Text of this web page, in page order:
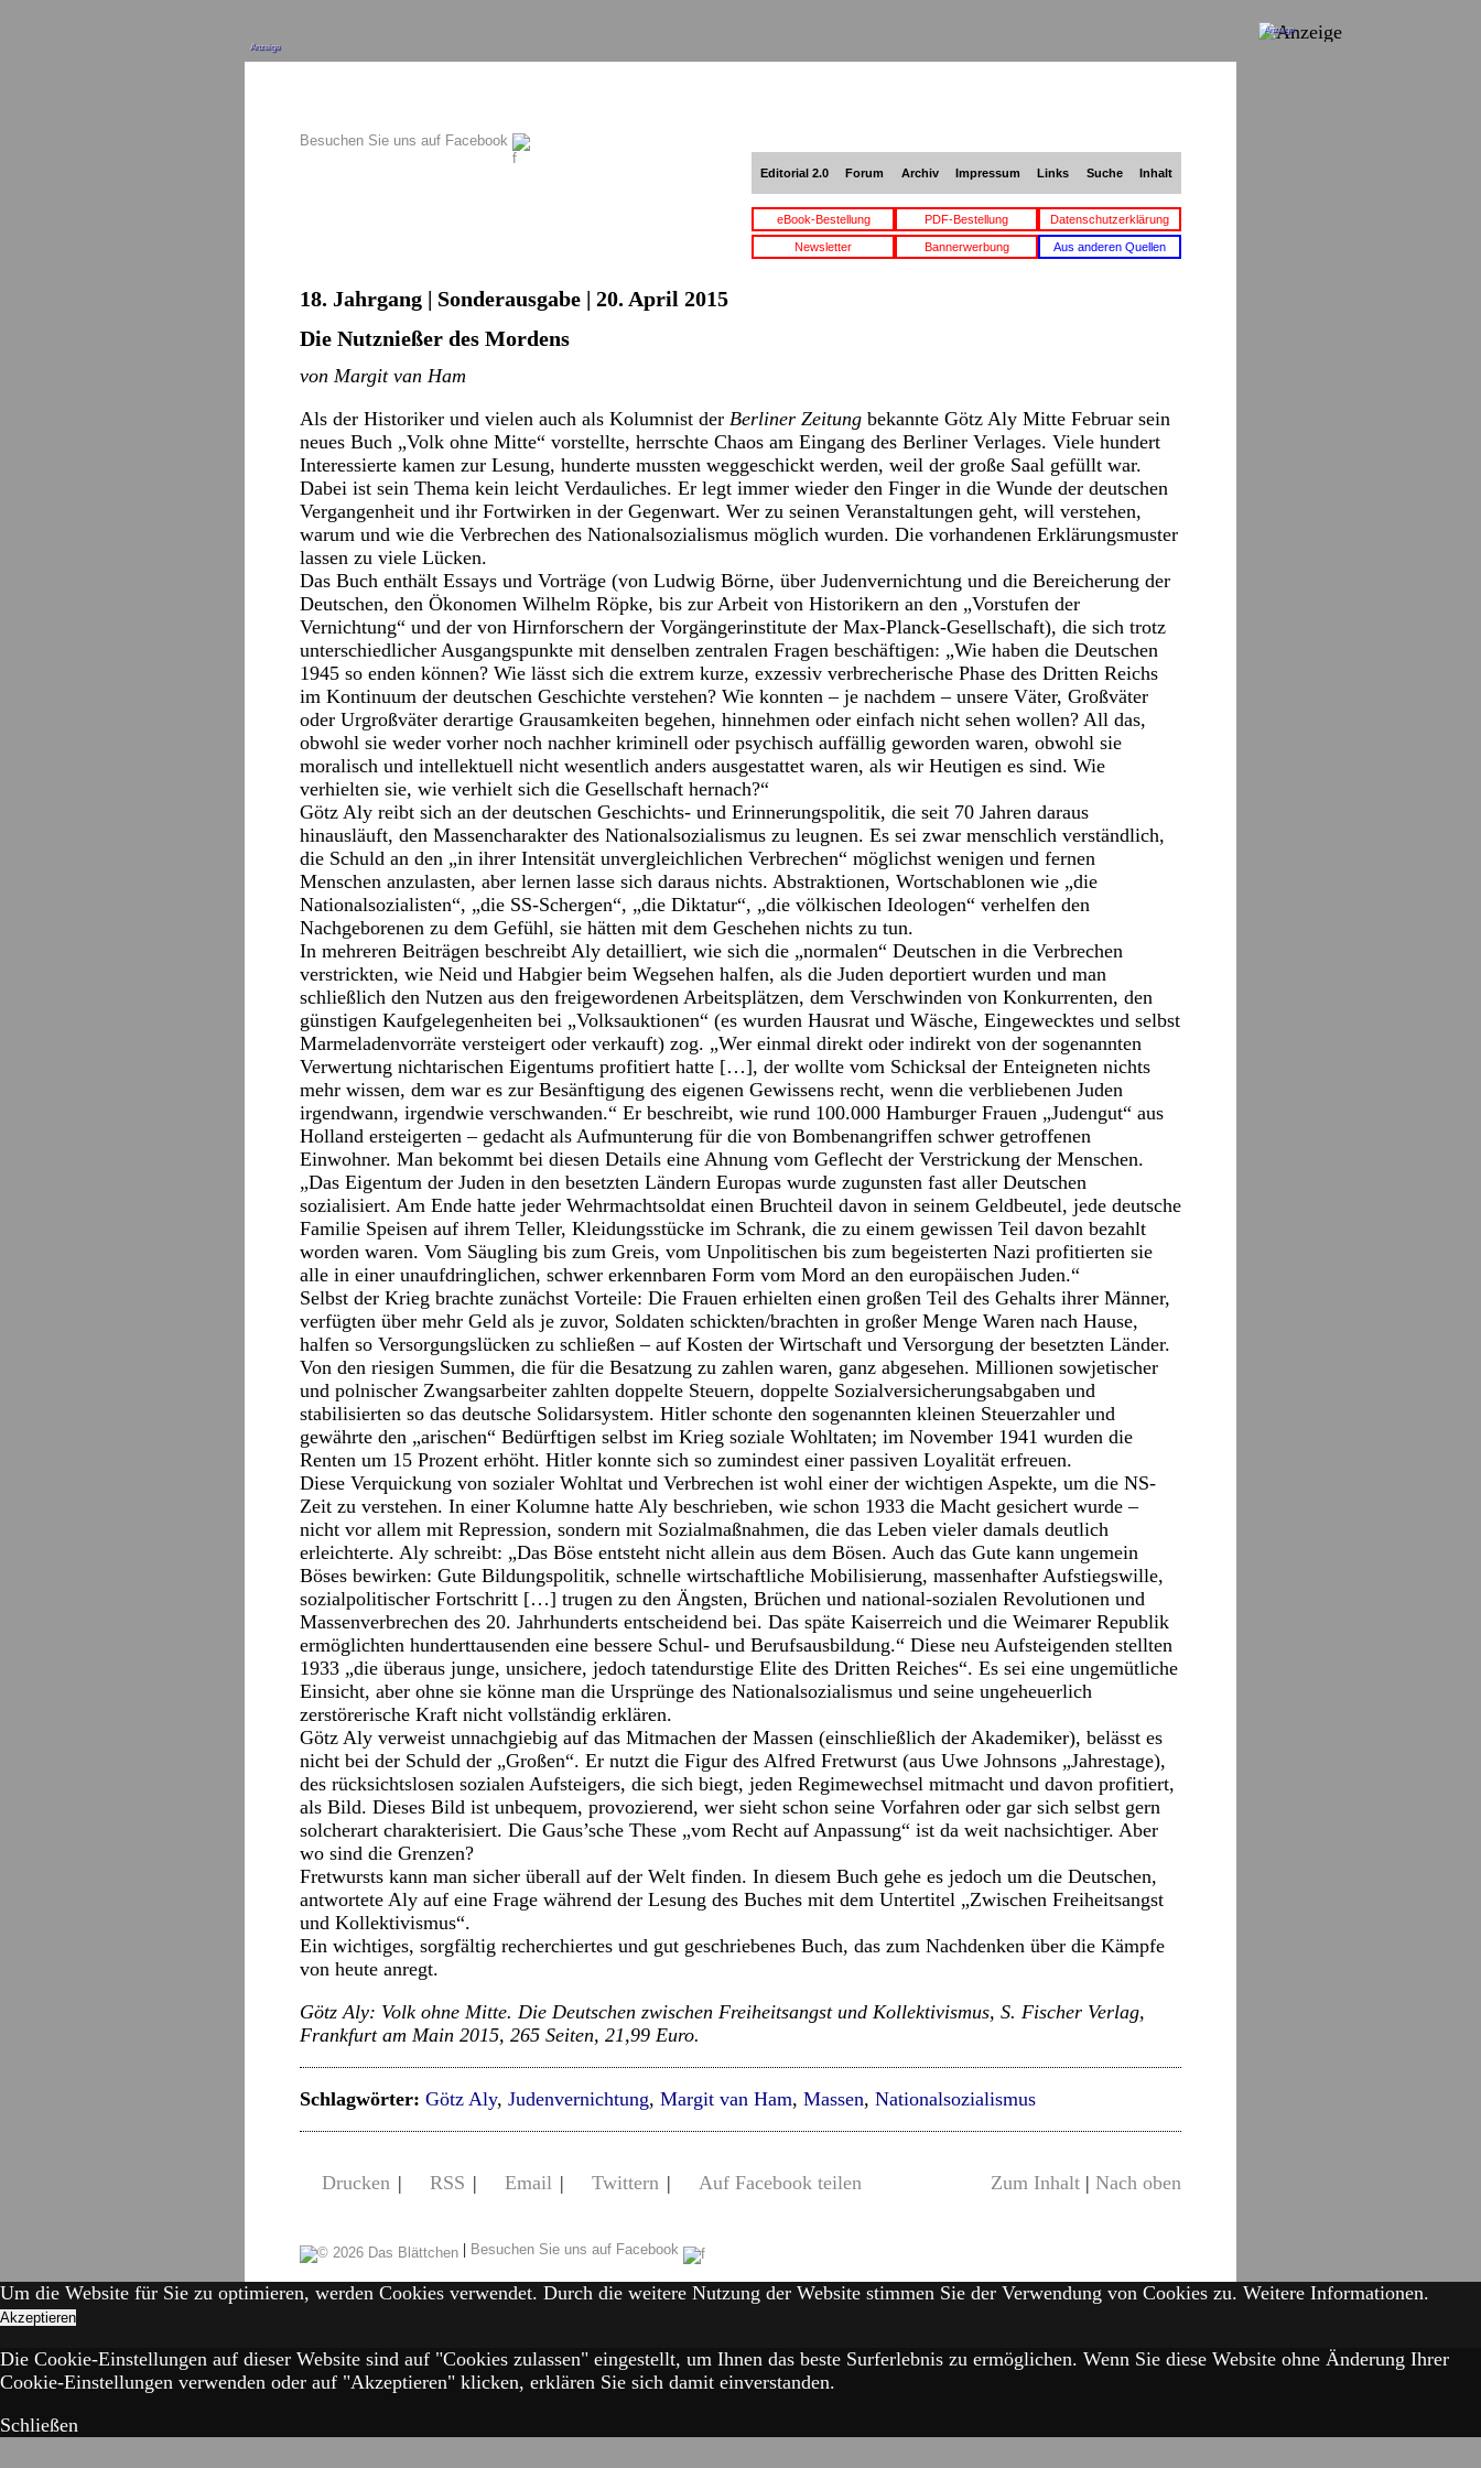
Anzeige
Besuchen Sie uns auf Facebook
Editorial 2.0 Forum Archiv Impressum Links Suche Inhalt
eBook-Bestellung PDF-Bestellung Datenschutzerklärung
Newsletter Bannerwerbung Aus anderen Quellen
18. Jahrgang | Sonderausgabe | 20. April 2015
Die Nutznießer des Mordens
von Margit van Ham
Als der Historiker und vielen auch als Kolumnist der Berliner Zeitung bekannte Götz Aly Mitte Februar sein
neues Buch „Volk ohne Mitte“ vorstellte, herrschte Chaos am Eingang des Berliner Verlages. Viele hundert
Interessierte kamen zur Lesung, hunderte mussten weggeschickt werden, weil der große Saal gefüllt war.
Dabei ist sein Thema kein leicht Verdauliches. Er legt immer wieder den Finger in die Wunde der deutschen
Vergangenheit und ihr Fortwirken in der Gegenwart. Wer zu seinen Veranstaltungen geht, will verstehen,
warum und wie die Verbrechen des Nationalsozialismus möglich wurden. Die vorhandenen Erklärungsmuster
lassen zu viele Lücken.
Das Buch enthält Essays und Vorträge (von Ludwig Börne, über Judenvernichtung und die Bereicherung der
Deutschen, den Ökonomen Wilhelm Röpke, bis zur Arbeit von Historikern an den „Vorstufen der
Vernichtung“ und der von Hirnforschern der Vorgängerinstitute der Max-Planck-Gesellschaft), die sich trotz
unterschiedlicher Ausgangspunkte mit denselben zentralen Fragen beschäftigen: „Wie haben die Deutschen
1945 so enden können? Wie lässt sich die extrem kurze, exzessiv verbrecherische Phase des Dritten Reichs
im Kontinuum der deutschen Geschichte verstehen? Wie konnten – je nachdem – unsere Väter, Großväter
oder Urgroßväter derartige Grausamkeiten begehen, hinnehmen oder einfach nicht sehen wollen? All das,
obwohl sie weder vorher noch nachher kriminell oder psychisch auffällig geworden waren, obwohl sie
moralisch und intellektuell nicht wesentlich anders ausgestattet waren, als wir Heutigen es sind. Wie
verhielten sie, wie verhielt sich die Gesellschaft hernach?“
Götz Aly reibt sich an der deutschen Geschichts- und Erinnerungspolitik, die seit 70 Jahren daraus
hinausläuft, den Massencharakter des Nationalsozialismus zu leugnen. Es sei zwar menschlich verständlich,
die Schuld an den „in ihrer Intensität unvergleichlichen Verbrechen“ möglichst wenigen und fernen
Menschen anzulasten, aber lernen lasse sich daraus nichts. Abstraktionen, Wortschablonen wie „die
Nationalsozialisten“, „die SS-Schergen“, „die Diktatur“, „die völkischen Ideologen“ verhelfen den
Nachgeborenen zu dem Gefühl, sie hätten mit dem Geschehen nichts zu tun.
In mehreren Beiträgen beschreibt Aly detailliert, wie sich die „normalen“ Deutschen in die Verbrechen
verstrickten, wie Neid und Habgier beim Wegsehen halfen, als die Juden deportiert wurden und man
schließlich den Nutzen aus den freigewordenen Arbeitsplätzen, dem Verschwinden von Konkurrenten, den
günstigen Kaufgelegenheiten bei „Volksauktionen“ (es wurden Hausrat und Wäsche, Eingewecktes und selbst
Marmeladenvorräte versteigert oder verkauft) zog. „Wer einmal direkt oder indirekt von der sogenannten
Verwertung nichtarischen Eigentums profitiert hatte […], der wollte vom Schicksal der Enteigneten nichts
mehr wissen, dem war es zur Besänftigung des eigenen Gewissens recht, wenn die verbliebenen Juden
irgendwann, irgendwie verschwanden.“ Er beschreibt, wie rund 100.000 Hamburger Frauen „Judengut“ aus
Holland ersteigerten – gedacht als Aufmunterung für die von Bombenangriffen schwer getroffenen
Einwohner. Man bekommt bei diesen Details eine Ahnung vom Geflecht der Verstrickung der Menschen.
„Das Eigentum der Juden in den besetzten Ländern Europas wurde zugunsten fast aller Deutschen
sozialisiert. Am Ende hatte jeder Wehrmachtsoldat einen Bruchteil davon in seinem Geldbeutel, jede deutsche
Familie Speisen auf ihrem Teller, Kleidungsstücke im Schrank, die zu einem gewissen Teil davon bezahlt
worden waren. Vom Säugling bis zum Greis, vom Unpolitischen bis zum begeisterten Nazi profitierten sie
alle in einer unaufdringlichen, schwer erkennbaren Form vom Mord an den europäischen Juden.“
Selbst der Krieg brachte zunächst Vorteile: Die Frauen erhielten einen großen Teil des Gehalts ihrer Männer,
verfügten über mehr Geld als je zuvor, Soldaten schickten/brachten in großer Menge Waren nach Hause,
halfen so Versorgungslücken zu schließen – auf Kosten der Wirtschaft und Versorgung der besetzten Länder.
Von den riesigen Summen, die für die Besatzung zu zahlen waren, ganz abgesehen. Millionen sowjetischer
und polnischer Zwangsarbeiter zahlten doppelte Steuern, doppelte Sozialversicherungsabgaben und
stabilisierten so das deutsche Solidarsystem. Hitler schonte den sogenannten kleinen Steuerzahler und
gewährte den „arischen“ Bedürftigen selbst im Krieg soziale Wohltaten; im November 1941 wurden die
Renten um 15 Prozent erhöht. Hitler konnte sich so zumindest einer passiven Loyalität erfreuen.
Diese Verquickung von sozialer Wohltat und Verbrechen ist wohl einer der wichtigen Aspekte, um die NS-
Zeit zu verstehen. In einer Kolumne hatte Aly beschrieben, wie schon 1933 die Macht gesichert wurde –
nicht vor allem mit Repression, sondern mit Sozialmaßnahmen, die das Leben vieler damals deutlich
erleichterte. Aly schreibt: „Das Böse entsteht nicht allein aus dem Bösen. Auch das Gute kann ungemein
Böses bewirken: Gute Bildungspolitik, schnelle wirtschaftliche Mobilisierung, massenhafter Aufstiegswille,
sozialpolitischer Fortschritt […] trugen zu den Ängsten, Brüchen und national-sozialen Revolutionen und
Massenverbrechen des 20. Jahrhunderts entscheidend bei. Das späte Kaiserreich und die Weimarer Republik
ermöglichten hunderttausenden eine bessere Schul- und Berufsausbildung.“ Diese neu Aufsteigenden stellten
1933 „die überaus junge, unsichere, jedoch tatendurstige Elite des Dritten Reiches“. Es sei eine ungemütliche
Einsicht, aber ohne sie könne man die Ursprünge des Nationalsozialismus und seine ungeheuerlich
zerstörerische Kraft nicht vollständig erklären.
Götz Aly verweist unnachgiebig auf das Mitmachen der Massen (einschließlich der Akademiker), belässt es
nicht bei der Schuld der „Großen“. Er nutzt die Figur des Alfred Fretwurst (aus Uwe Johnsons „Jahrestage),
des rücksichtslosen sozialen Aufsteigers, die sich biegt, jeden Regimewechsel mitmacht und davon profitiert,
als Bild. Dieses Bild ist unbequem, provozierend, wer sieht schon seine Vorfahren oder gar sich selbst gern
solcherart charakterisiert. Die Gaus’sche These „vom Recht auf Anpassung“ ist da weit nachsichtiger. Aber
wo sind die Grenzen?
Fretwursts kann man sicher überall auf der Welt finden. In diesem Buch gehe es jedoch um die Deutschen,
antwortete Aly auf eine Frage während der Lesung des Buches mit dem Untertitel „Zwischen Freiheitsangst
und Kollektivismus“.
Ein wichtiges, sorgfältig recherchiertes und gut geschriebenes Buch, das zum Nachdenken über die Kämpfe
von heute anregt.
Götz Aly: Volk ohne Mitte. Die Deutschen zwischen Freiheitsangst und Kollektivismus, S. Fischer Verlag,
Frankfurt am Main 2015, 265 Seiten, 21,99 Euro.
Schlagwörter: Götz Aly, Judenvernichtung, Margit van Ham, Massen, Nationalsozialismus
Drucken | RSS | Email | Twittern | Auf Facebook teilen Zum Inhalt | Nach oben
| Besuchen Sie uns auf Facebook
Anzeige
Um die Website für Sie zu optimieren, werden Cookies verwendet. Durch die weitere Nutzung der Website stimmen Sie der Verwendung von Cookies zu. Weitere Informationen.
Akzeptieren
Die Cookie-Einstellungen auf dieser Website sind auf "Cookies zulassen" eingestellt, um Ihnen das beste Surferlebnis zu ermöglichen. Wenn Sie diese Website ohne Änderung Ihrer
Cookie-Einstellungen verwenden oder auf "Akzeptieren" klicken, erklären Sie sich damit einverstanden.
Schließen